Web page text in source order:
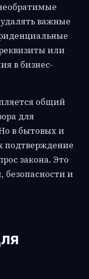
важные
или
в бизнес-
общий
для
в бытовых и
подтверждение
закона. Это
безопасности и